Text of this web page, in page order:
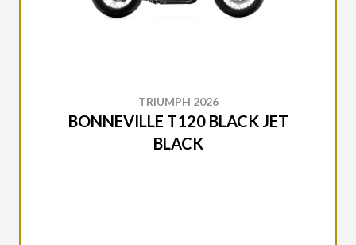
TRIUMPH 2026
BONNEVILLE T120 BLACK JET
BLACK